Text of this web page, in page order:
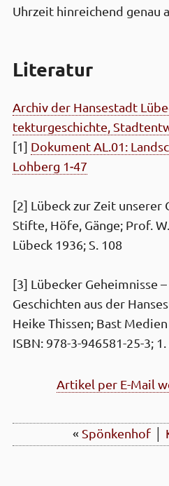
Uhr­zeit hinreichend genau
Literatur
Archiv der Hanse­stadt
tektur­geschichte,
[1] Dokument AL.01:
Lohberg 1‑47
[2] Lübeck zur Zeit unserer
Stifte, Höfe, Gänge; Prof.
Lübeck 1936; S. 108
[3] Lübecker Geheimnisse
Geschichten aus der
Heike Thissen; Bast
ISBN: 978-3-946581-25-3;
Artikel per E-Mail
« Spönken­hof